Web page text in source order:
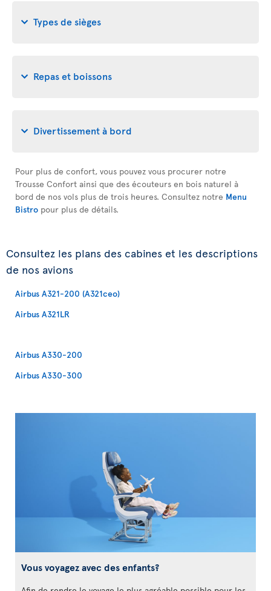
Types de sièges
Repas et boissons
Divertissement à bord
Pour plus de confort, vous pouvez vous procurer notre
Trousse Confort ainsi que des écouteurs en bois naturel à
bord de nos vols plus de trois heures. Consultez notre Menu
Bistro pour plus de détails.
Consultez les plans des cabines et les descriptions
de nos avions
Airbus A321-200 (A321ceo)
Airbus A321LR
Airbus A330-200
Airbus A330-300
Vous voyagez avec des enfants?